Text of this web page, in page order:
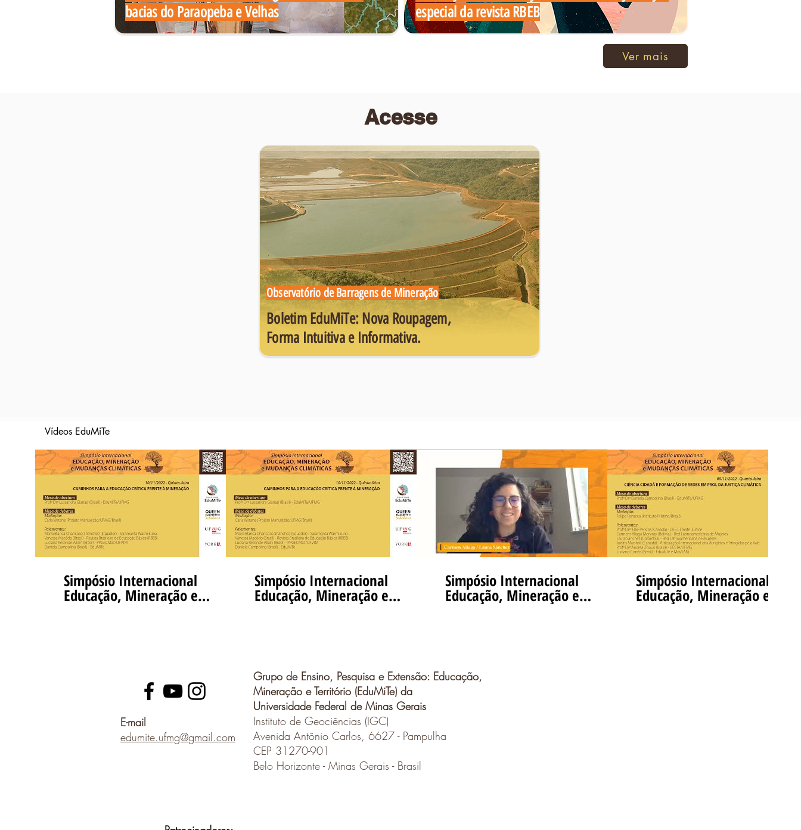
bacias do Paraopeba e Velhas
especial da revista RBEB
Ver mais
Acesse
Observatório de Barragens de Mineração
Boletim EduMiTe: Nova Roupagem,
Forma Intuitiva e Informativa.
Vídeos EduMiTe
Simpósio Internacional
Educação, Mineração e
Mudanças Climáticas 4° Dia
Simpósio Internacional
Educação, Mineração e
Mudanças Climáticas - 4°
Simpósio Internacional
Educação, Mineração e
Mudanças Climáticas 3° Dia
Simpósio Internacional
Educação, Mineração e
Mudanças Climáticas 3° Dia
E-mail
edumite.ufmg@gmail.com
Grupo de Ensino, Pesquisa e Extensão: Educação,
Mineração e Território (EduMiTe) da
Universidade Federal de Minas Gerais
Instituto de Geociências (IGC)
Avenida Antônio Carlos, 6627 - Pampulha
CEP 31270-901
Belo Horizonte - Minas Gerais - Brasil